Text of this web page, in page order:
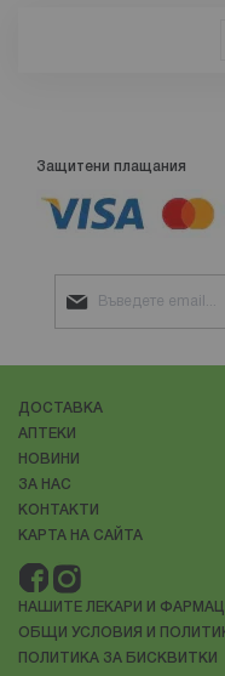
Защитени плащания
ДОСТАВКА
АПТЕКИ
НОВИНИ
ЗА НАС
КОНТАКТИ
КАРТА НА САЙТА
НАШИТЕ ЛЕКАРИ И
ОБЩИ УСЛОВИЯ И
ПОЛИТИКА ЗА БИСКВИТКИ